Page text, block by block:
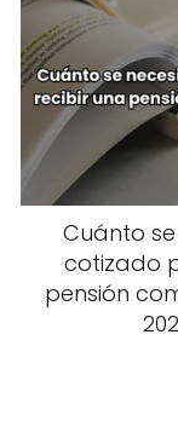
Cuánto
cotizado
pensión